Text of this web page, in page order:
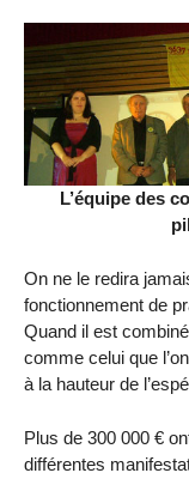
L’équipe des
On ne le redira
fonctionnement de
Quand il est
comme celui que
à la hauteur de
Plus de 300 000 €
différentes